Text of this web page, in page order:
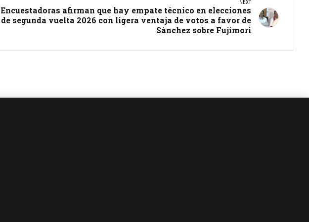
NEXT
Encuestadoras afirman que hay empate técnico en elecciones
de segunda vuelta 2026 con ligera ventaja de votos a favor de
Sánchez sobre Fujimori